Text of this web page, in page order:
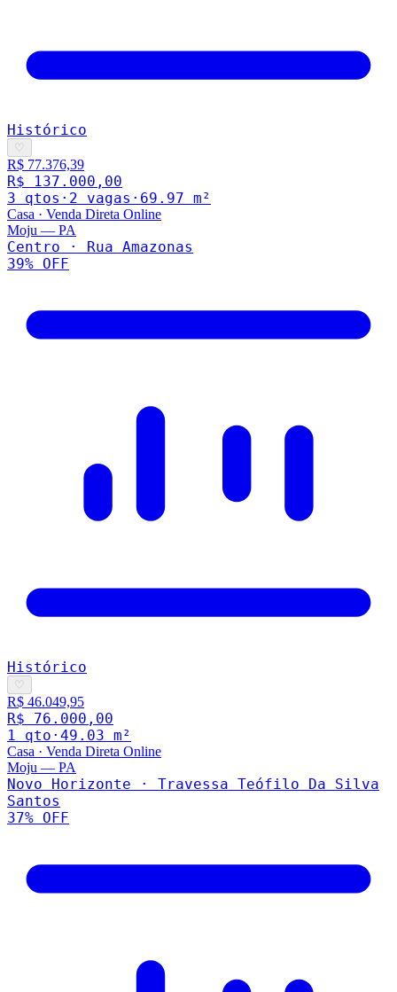
Histórico
♡
R$ 77.376,39
R$ 137.000,00
3 qtos · 2 vagas · 69.97 m²
Casa · Venda Direta Online
Moju — PA
Centro · Rua Amazonas
39% OFF
Histórico
♡
R$ 46.049,95
R$ 76.000,00
1
qto · 49.03 m²
Casa · Venda Direta Online
Moju — PA
Novo Horizonte · Travessa Teófilo Da Silva
Santos
37% OFF